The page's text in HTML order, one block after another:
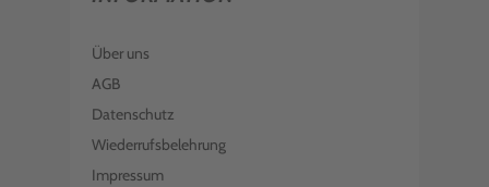
Über uns
AGB
Datenschutz
Wiederrufsbelehrung
Impressum